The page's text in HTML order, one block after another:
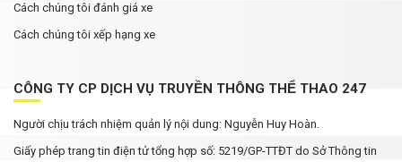
Cách chúng tôi đánh giá xe
Cách chúng tôi xếp hạng xe
CÔNG TY CP DỊCH VỤ TRUYỀN THÔNG THỂ THAO 247
Người chịu trách nhiệm quản lý nội dung: Nguyễn Huy Hoàn.
Giấy phép trang tin điện tử tổng hợp số: 5219/GP-TTĐT do Sở Thông tin